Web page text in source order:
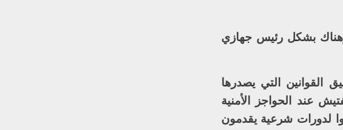
بشكل رئيس جهازي
القوانين التي يصدرها
عند الحواجز الأمنية
لدورات شرعية يقدمون